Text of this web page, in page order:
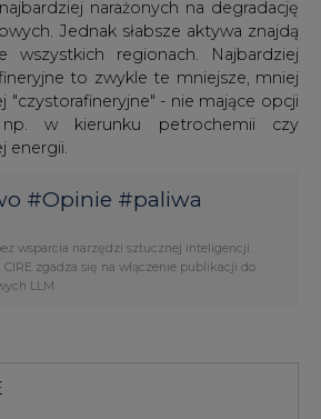
"czystorafineryjne" - nie mające opcji
np. w kierunku petrochemii czy
energii.
#Opinie # paliwa
wsparcia narzędzi sztucznej inteligencji.
LLM.